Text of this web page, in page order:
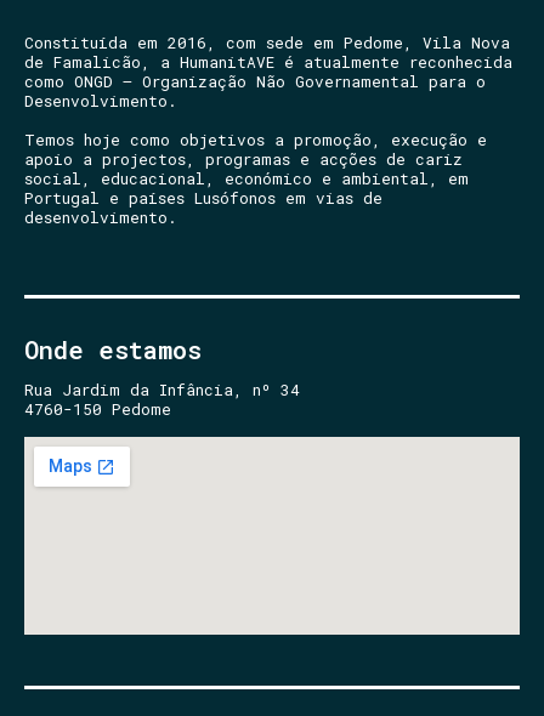
Constituída em 2016, com sede em Pedome, Vila Nova
de Famalicão, a HumanitAVE é atualmente reconhecida
como ONGD – Organização Não Governamental para o
Desenvolvimento.
Temos hoje como objetivos a promoção, execução e
apoio a projectos, programas e acções de cariz
social, educacional, económico e ambiental, em
Portugal e países Lusófonos em vias de
desenvolvimento.
Onde estamos
Rua Jardim da Infância, nº 34
4760-150 Pedome